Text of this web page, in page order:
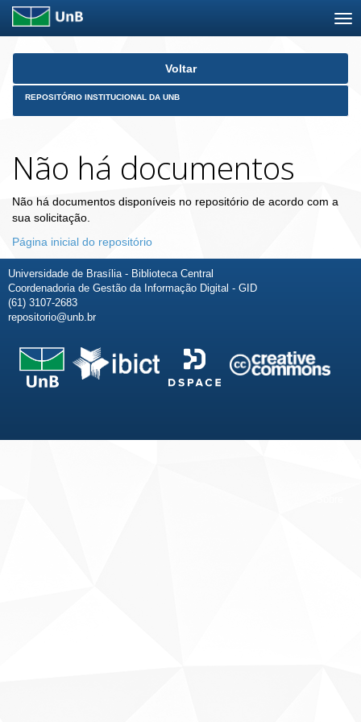
Skip
Voltar
REPOSITÓRIO INSTITUCIONAL DA UNB
Não há documentos
Não há documentos disponíveis no repositório de acordo com a
sua solicitação.
Página inicial do repositório
Universidade de Brasília - Biblioteca Central
Coordenadoria de Gestão da Informação Digital - GID
(61) 3107-2683
repositorio@unb.br